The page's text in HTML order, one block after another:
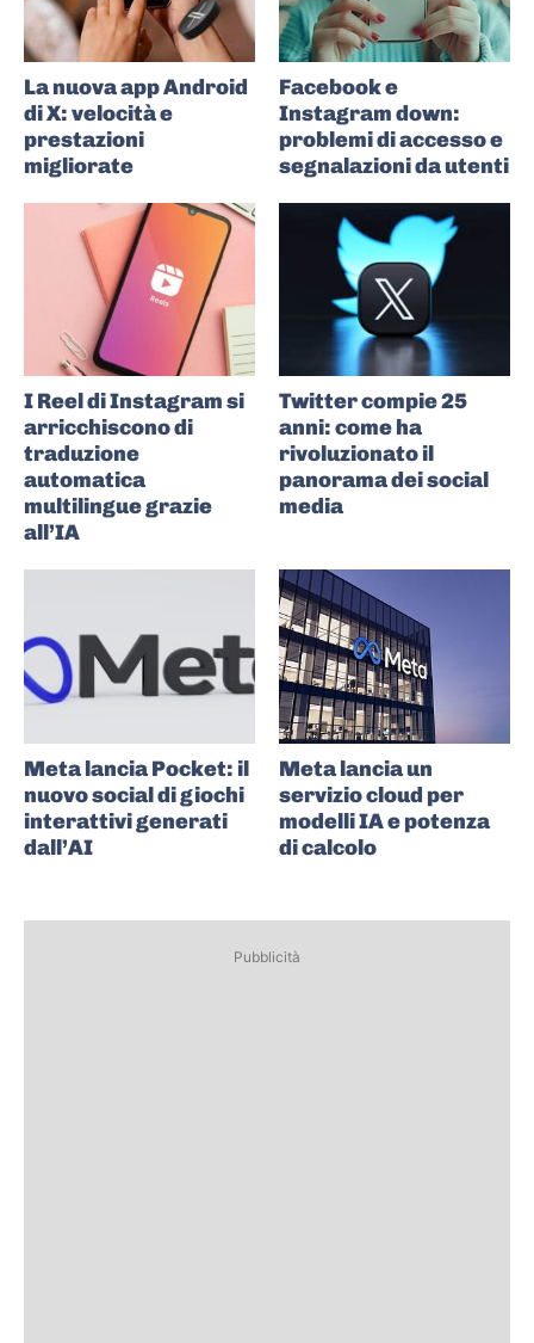
La nuova app Android
di X: velocità e
prestazioni
migliorate
Facebook e
Instagram down:
problemi di accesso e
segnalazioni da utenti
I Reel di Instagram si
arricchiscono di
traduzione
automatica
multilingue grazie
all’IA
Twitter compie 25
anni: come ha
rivoluzionato il
panorama dei social
media
Meta lancia Pocket: il
nuovo social di giochi
interattivi generati
dall’AI
Meta lancia un
servizio cloud per
modelli IA e potenza
di calcolo
Pubblicità